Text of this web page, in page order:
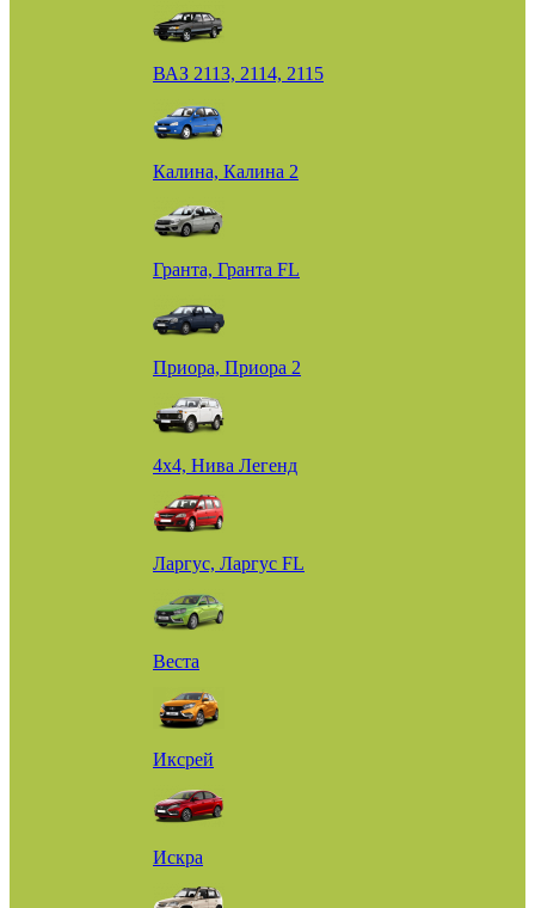
ВАЗ 2113, 2114, 2115
Калина, Калина 2
Гранта, Гранта FL
Приора, Приора 2
4х4, Нива Легенд
Ларгус, Ларгус FL
Веста
Иксрей
Искра